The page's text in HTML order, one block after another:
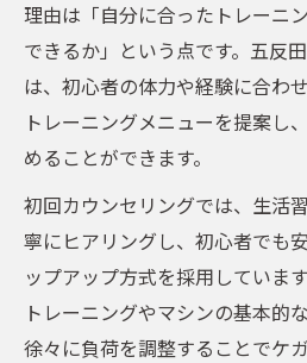
五反田で始める初心
パーソナルジムだか
法
運動未経験でも続けやすい
運動未経験者も安心の
用術
理由は「自分に合ったトレーニ
できるか」という点です。五反
は、初心者の体力や経験に合わ
トレーニングメニューを提案し
めることができます。
初回カウンセリングでは、生活
寧にヒアリングし、初心者でも
ップアップ方式を採用していま
トレーニングやマシンの基本的
徐々に負荷を調整することでケ